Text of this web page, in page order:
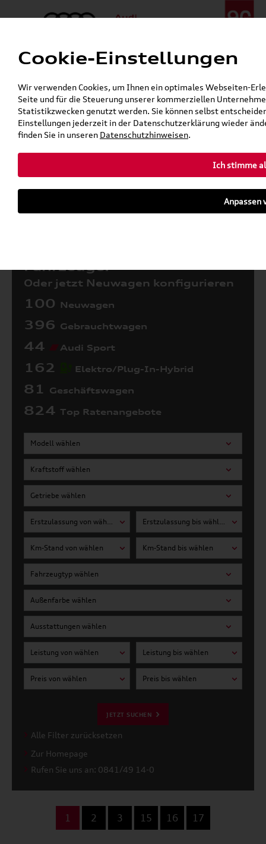
Menü
24h-Pannenhilfe:+49 (0)171 / 870 72 87
Gerade geschlossen
Verkauf:Mo. - Fr. 08:00 - 19:00 Uhr Sa. 09:00 - 13:00 Uhr
Service:Mo. - Fr. 06:00 - 20:00 Uhr Sa. 08:00 - 13:00 Uhr
Zurück zur Startseite
Fahrzeuge:
Oder jetzt Neuwagen konfigurieren
100 Neuwagen
396 Gebrauchtwagen
44 Audi Sport
162 Elektro/Plug-In-Hybrid
81 Geschäftswagen
824 Top Ratenangebote
Modell wählen
Kraftstoff wählen
Getriebe wählen
Erstzulassung von wählen Erstzulassung bis wählen
Km-Stand von wählen Km-Stand bis wählen
Fahrzeugtyp wählen
Außenfarbe wählen
Ausstattungen wählen
Leistung von wählen Leistung bis wählen
Preis von wählen Preis bis wählen
JETZT SUCHEN
Alle Filter zurücksetzen
Zur Homepage
Rufen Sie uns an: 0841/49 14-0
1 2 3 15 16 17
Cookie-Einstellungen
Wir verwenden Cookies, um Ihnen ein optimales Webseiten-
Seite und für die Steuerung unserer kommerziellen
Statistikzwecken genutzt werden. Sie können selbst
Einstellungen jederzeit in der Datenschutzerklärung wieder
finden Sie in unseren Datenschutzhinweisen.
Ich stimme
Anpassen